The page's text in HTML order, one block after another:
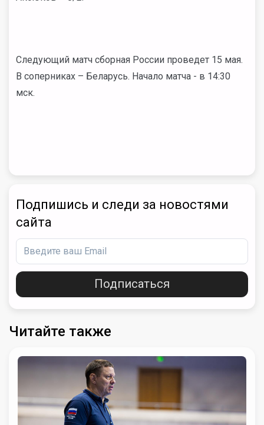
Следующий матч сборная России проведет 15 мая.
В соперниках – Беларусь. Начало матча - в 14:30
мск.
Подпишись и следи за новостями
сайта
Подписаться
Читайте также